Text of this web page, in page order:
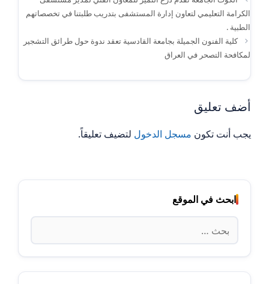
الكرامة التعليمي لتعاون إدارة المستشفى بتدريب طلبتنا في تخصصاتهم
الطبية .
كلية الفنون الجميلة بجامعة القادسية تعقد ندوة حول طرائق التشجير
لمكافحة التصحر في العراق
أضف تعليق
يجب أنت تكون مسجل الدخول لتضيف تعليقاً.
ابحث في الموقع
البحث
عن: